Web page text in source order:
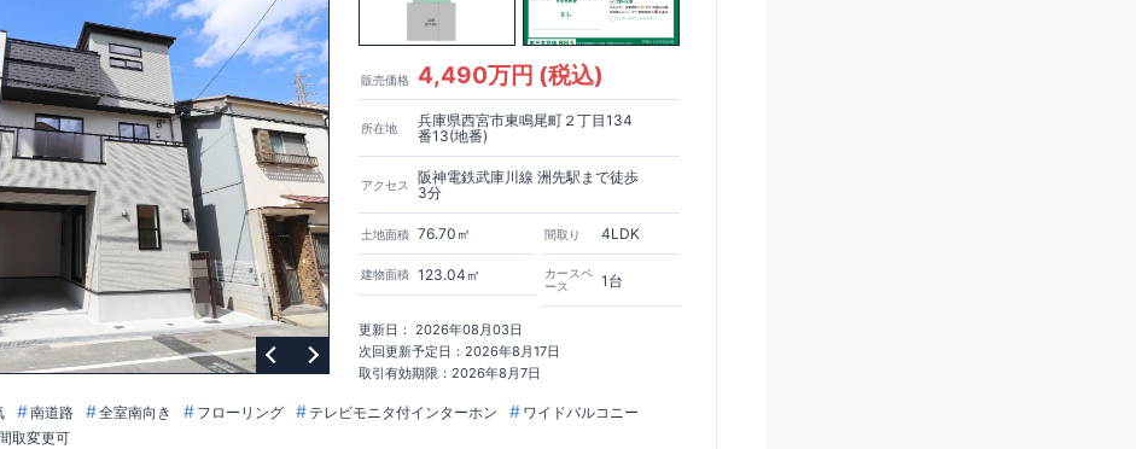
販売価格 4,490万円 (税込)
所在地
兵庫県西宮市東鳴尾町２丁目134
番13(地番)
アクセス
阪神電鉄武庫川線 洲先駅まで徒歩
3分
土地面積 76.70㎡
建物面積 123.04㎡
間取り 4LDK
カースペ
ース
1台
更新日： 2026年08月03日
次回更新予定日：2026年8月17日
取引有効期限：2026年8月7日
南道路 全室南向き フローリング テレビモニタ付インターホン
ワイドバルコニー
取変更可